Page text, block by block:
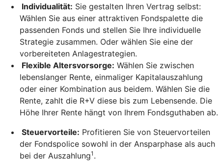
Individualität: Sie gestalten Ihren Vertrag selbst:
Wählen Sie aus einer attraktiven Fondspalette die
passenden Fonds und stellen Sie Ihre individuelle
Strategie zusammen. Oder wählen Sie eine der
vorbereiteten Anlagestrategien.
Flexible Altersvorsorge: Wählen Sie zwischen
lebenslanger Rente, einmaliger Kapitalauszahlung
oder einer Kombination aus beidem. Wählen Sie die
Rente, zahlt die R+V diese bis zum Lebensende. Die
Höhe Ihrer Rente hängt von Ihrem Fondsguthaben ab.
Steuervorteile: Profitieren Sie von Steuervorteilen
der Fondspolice sowohl in der Ansparphase als auch
bei der Auszahlung1 .